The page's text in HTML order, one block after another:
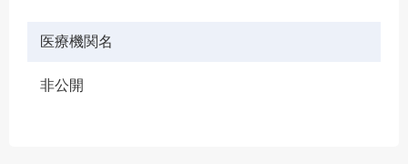
医療機関名
非公開